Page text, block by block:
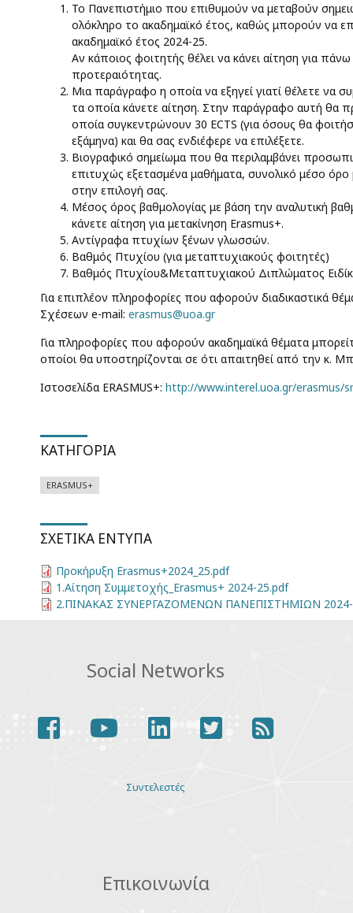
Το Πανεπιστήμιο που επιθυμούν να μεταβούν
ολόκληρο το ακαδημαϊκό έτος, καθώς μπορούν να
ακαδημαϊκό έτος 2024-25.
Αν κάποιος φοιτητής θέλει να κάνει αίτηση για
προτεραιότητας.
Μια παράγραφο η οποία να εξηγεί γιατί θέλετε να
τα οποία κάνετε αίτηση. Στην παράγραφο αυτή θα
οποία συγκεντρώνουν 30 ECTS (για όσους θα
εξάμηνα) και θα σας ενδιέφερε να επιλέξετε.
Βιογραφικό σημείωμα που θα περιλαμβάνει
επιτυχώς εξετασμένα μαθήματα, συνολικό μέσο
στην επιλογή σας.
Μέσος όρος βαθμολογίας με βάση την αναλυτική
κάνετε αίτηση για μετακίνηση Erasmus+.
Αντίγραφα πτυχίων ξένων γλωσσών.
Βαθμός Πτυχίου (για μεταπτυχιακούς φοιτητές)
Βαθμός Πτυχίου&Μεταπτυχιακού Διπλώματος
Για επιπλέον πληροφορίες που αφορούν διαδικαστικά
Σχέσεων e-mail: erasmus@uoa.gr
Για πληροφορίες που αφορούν ακαδημαϊκά θέματα
οποίοι θα υποστηρίζονται σε ότι απαιτηθεί από την κ.
Ιστοσελίδα ERASMUS+: http://www.interel.uoa.gr/erasmus/
ΚΑΤΗΓΟΡΊΑ
ERASMUS+
ΣΧΕΤΙΚΆ ΈΝΤΥΠΑ
Προκήρυξη Erasmus+2024_25.pdf
1.Αίτηση Συμμετοχής_Erasmus+ 2024-25.pdf
2.ΠΙΝΑΚΑΣ ΣΥΝΕΡΓΑΖΟΜΕΝΩΝ ΠΑΝΕΠΙΣΤΗΜΙΩΝ 2024-
Social Networks
facebookyoutubelinkedin
twitterrss
Συντελεστές
Επικοινωνία